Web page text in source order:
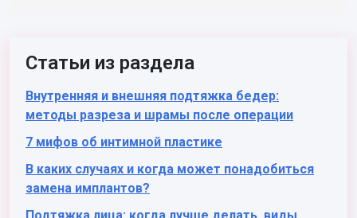
Статьи из раздела
Внутренняя и внешняя подтяжка бедер:
методы разреза и шрамы после операции
7 мифов об интимной пластике
В каких случаях и когда может понадобиться
замена имплантов?
Подтяжка лица: когда лучше делать, виды